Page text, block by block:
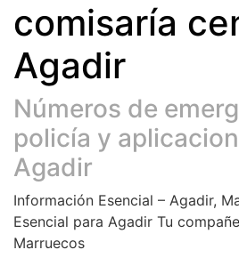
comisaría
Agadir
Números de
policía y
Agadir
Información Esencial – Agadir,
Esencial para Agadir Tu
Marruecos